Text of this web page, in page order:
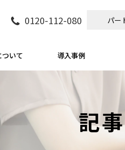
0120-112-080 パー
いて 導入事例
記事